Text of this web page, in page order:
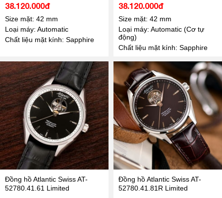
38.120.000đ
Size mặt: 42 mm
Loại máy: Automatic
Chất liệu mặt kính: Sapphire
38.120.000đ
Size mặt: 42 mm
Loại máy: Automatic (Cơ tự
động)
Chất liệu mặt kính: Sapphire
Đồng hồ Atlantic Swiss AT-
52780.41.61 Limited
Đồng hồ Atlantic Swiss AT-
52780.41.81R Limited